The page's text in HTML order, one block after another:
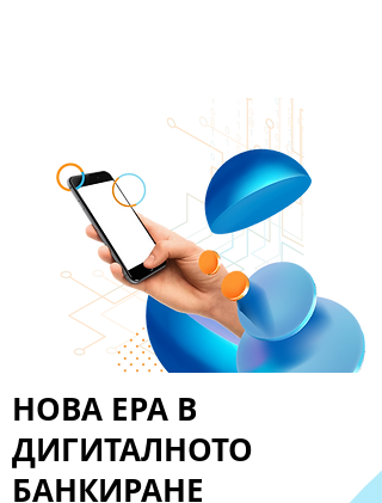
НОВА ЕРА В
ДИГИТАЛНОТО
БАНКИРАНЕ